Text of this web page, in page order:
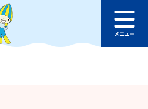
ージの本文へ
ュ